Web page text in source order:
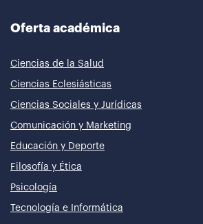
Oferta académica
Ciencias de la Salud
Ciencias Eclesiásticas
Ciencias Sociales y Jurídicas
Comunicación y Marketing
Educación y Deporte
Filosofía y Ética
Psicología
Tecnología e Informática